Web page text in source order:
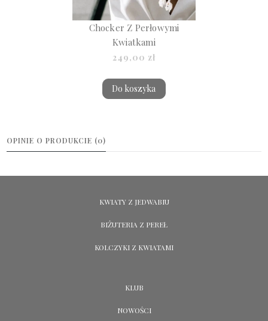
Chocker Z Perłowymi
Kwiatkami
249,00 zł
Do koszyka
OPINIE O PRODUKCIE (0)
KWIATY Z JEDWABIU
BIŻUTERIA Z PEREŁ
KOLCZYKI Z KWIATAMI
KLUB
NOWOŚCI